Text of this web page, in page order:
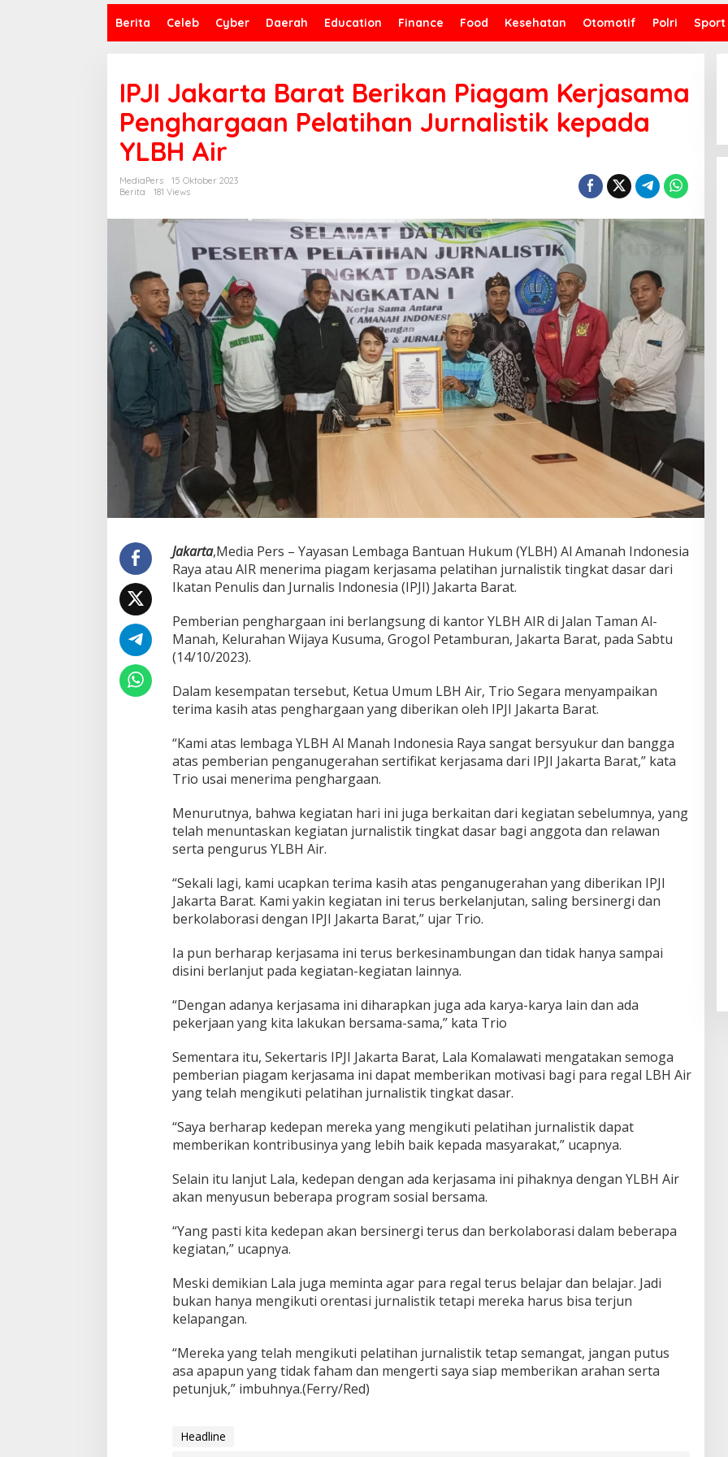
Berita Celeb Cyber Daerah Education Finance Food Kesehatan Otomotif Polri Sport
IPJI Jakarta Barat Berikan Piagam Kerjasama
Penghargaan Pelatihan Jurnalistik kepada
YLBH Air
MediaPers
15 Oktober 2023
Berita
181 Views
Jakarta,Media Pers – Yayasan Lembaga Bantuan Hukum (YLBH) Al Amanah Indonesia
Raya atau AIR menerima piagam kerjasama pelatihan jurnalistik tingkat dasar dari
Ikatan Penulis dan Jurnalis Indonesia (IPJI) Jakarta Barat.
Pemberian penghargaan ini berlangsung di kantor YLBH AIR di Jalan Taman Al-
Manah, Kelurahan Wijaya Kusuma, Grogol Petamburan, Jakarta Barat, pada Sabtu
(14/10/2023).
Dalam kesempatan tersebut, Ketua Umum LBH Air, Trio Segara menyampaikan
terima kasih atas penghargaan yang diberikan oleh IPJI Jakarta Barat.
“Kami atas lembaga YLBH Al Manah Indonesia Raya sangat bersyukur dan bangga
atas pemberian penganugerahan sertifikat kerjasama dari IPJI Jakarta Barat,” kata
Trio usai menerima penghargaan.
Menurutnya, bahwa kegiatan hari ini juga berkaitan dari kegiatan sebelumnya, yang
telah menuntaskan kegiatan jurnalistik tingkat dasar bagi anggota dan relawan
serta pengurus YLBH Air.
“Sekali lagi, kami ucapkan terima kasih atas penganugerahan yang diberikan IPJI
Jakarta Barat. Kami yakin kegiatan ini terus berkelanjutan, saling bersinergi dan
berkolaborasi dengan IPJI Jakarta Barat,” ujar Trio.
Ia pun berharap kerjasama ini terus berkesinambungan dan tidak hanya sampai
disini berlanjut pada kegiatan-kegiatan lainnya.
“Dengan adanya kerjasama ini diharapkan juga ada karya-karya lain dan ada
pekerjaan yang kita lakukan bersama-sama,” kata Trio
Sementara itu, Sekertaris IPJI Jakarta Barat, Lala Komalawati mengatakan semoga
pemberian piagam kerjasama ini dapat memberikan motivasi bagi para regal LBH Air
yang telah mengikuti pelatihan jurnalistik tingkat dasar.
“Saya berharap kedepan mereka yang mengikuti pelatihan jurnalistik dapat
memberikan kontribusinya yang lebih baik kepada masyarakat,” ucapnya.
Selain itu lanjut Lala, kedepan dengan ada kerjasama ini pihaknya dengan YLBH Air
akan menyusun beberapa program sosial bersama.
“Yang pasti kita kedepan akan bersinergi terus dan berkolaborasi dalam beberapa
kegiatan,” ucapnya.
Meski demikian Lala juga meminta agar para regal terus belajar dan belajar. Jadi
bukan hanya mengikuti orentasi jurnalistik tetapi mereka harus bisa terjun
kelapangan.
“Mereka yang telah mengikuti pelatihan jurnalistik tetap semangat, jangan putus
asa apapun yang tidak faham dan mengerti saya siap memberikan arahan serta
petunjuk,” imbuhnya.(Ferry/Red)
Headline